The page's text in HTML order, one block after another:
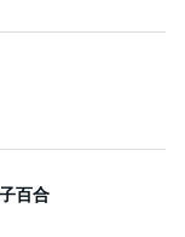
百合